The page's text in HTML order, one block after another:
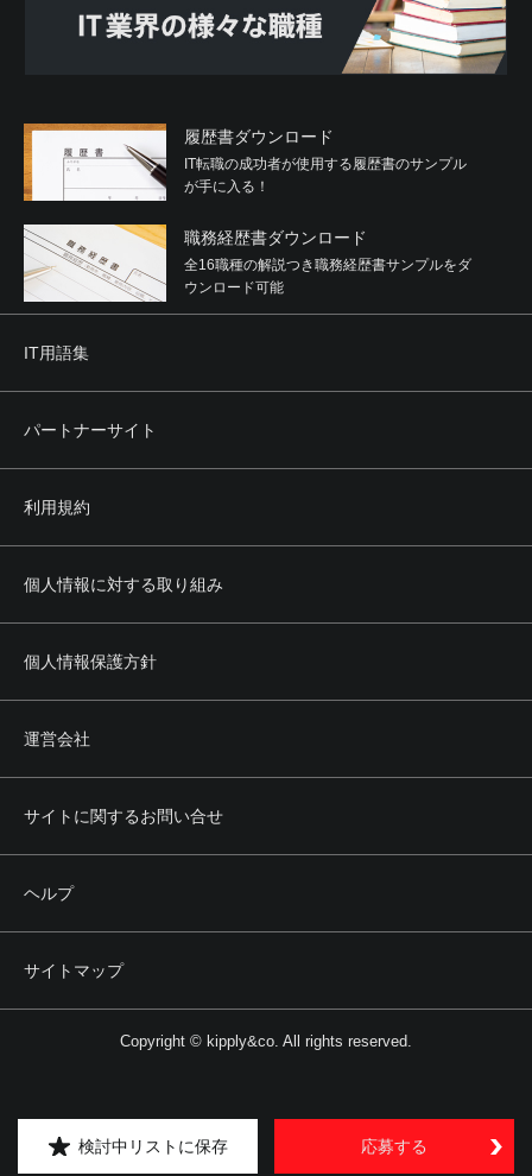
検討中リストに保存 応募する
履歴書ダウンロード
IT転職の成功者が使用する履歴書のサンプル
が手に入る！
職務経歴書ダウンロード
全16職種の解説つき職務経歴書サンプルをダ
ウンロード可能
IT用語集
パートナーサイト
利用規約
個人情報に対する取り組み
個人情報保護方針
運営会社
サイトに関するお問い合せ
ヘルプ
サイトマップ
Copyright © kipply&co. All rights reserved.